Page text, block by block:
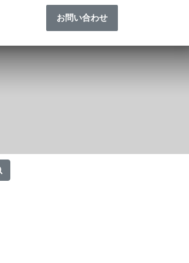
お問い合わせ